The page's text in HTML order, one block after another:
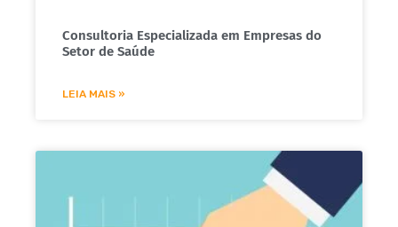
Consultoria Especializada em Empresas do
Setor de Saúde
LEIA MAIS »